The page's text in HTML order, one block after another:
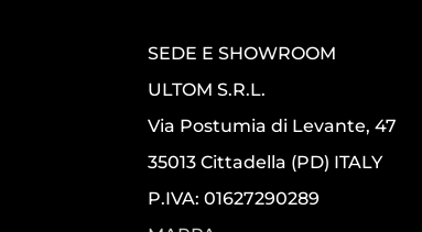
SEDE E SHOWROOM
ULTOM S.R.L.
Via Postumia di Levante, 47
35013 Cittadella (PD) ITALY
P.IVA: 01627290289